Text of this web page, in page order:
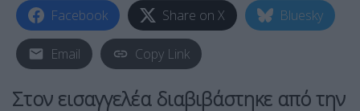
Facebook Share on X Bluesky
Email Copy Link
Στον εισαγγελέα διαβιβάστηκε από την